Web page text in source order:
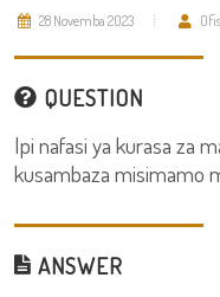
28 Novemba 2023
QUESTION
Ipi nafasi ya kurasa za
kusambaza misimamo
ANSWER